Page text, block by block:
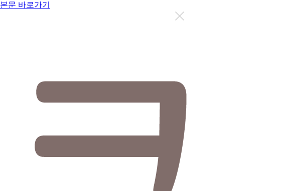
본문 바로가기